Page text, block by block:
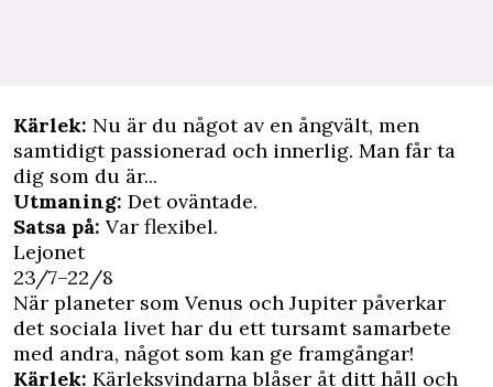
Kärlek: Nu är du något av en ångvält, men
samtidigt passionerad och innerlig. Man får ta
dig som du är...
Utmaning: Det oväntade.
Satsa på: Var flexibel.
Lejonet
23/7–22/8
När planeter som Venus och Jupiter påverkar
det sociala livet har du ett tursamt samarbete
med andra, något som kan ge framgångar!
Kärlek: Kärleksvindarna blåser åt ditt håll och